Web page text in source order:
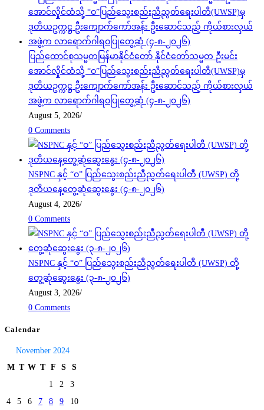
ပြည်ထောင်စုသမ္မတမြန်မာနိုင်ငံတော် နိုင်ငံတော်သမ္မတ ဦးမင်း
အောင်လှိုင်ထံသို့ “ဝ”ပြည်သွေးစည်းညီညွတ်ရေးပါတီ(UWSP)မှ
ဒုတိယဥက္ကဋ္ဌ ဦးကျောက်ကော်အန်း ဦးဆောင်သည့် ကိုယ်စားလှယ်
အဖွဲ့က လာရောက်ဂါရဝပြုတွေ့ဆုံ (၄-၈-၂၀၂၆)
August 5, 2026/
0 Comments
NSPNC နှင့် “ဝ” ပြည်သွေးစည်းညီညွတ်ရေးပါတီ (UWSP) တို့
ဒုတိယနေ့တွေ့ဆုံဆွေးနွေး (၄-၈-၂၀၂၆)
August 4, 2026/
0 Comments
NSPNC နှင့် “ဝ” ပြည်သွေးစည်းညီညွတ်ရေးပါတီ (UWSP) တို့
တွေ့ဆုံဆွေးနွေး (၃-၈-၂၀၂၆)
August 3, 2026/
0 Comments
Calendar
November 2024
M T W T F S
S
1
2
3
4
5 6 7 8 9 10